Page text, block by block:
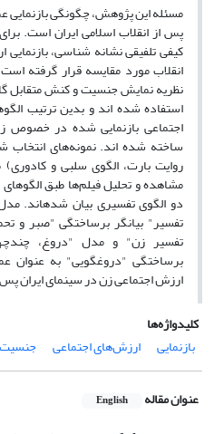
مسئله این پژوهش، چگونگی بازنمایی
پس از انقلاب اسلامی ایران است.
کیفی تلفیقی نشانه شناسی،
انقلاب مورد مقایسه قرار گرفته
نظریه نمایش جنسیت و کنش متقابل
استفاده شده اند و بدین ترتیب
اجتماعی بازنمایی شده در خصوص
ساخته شده اند. نمونه‌های
روایت بارت، الگوی سلبی و کادوری)
مشاهده و تحلیل فیلم‌ها طبق
دو الگوی تفسیری بیان شده­اند.
تفسیر" بیانگر برساختگی "صبر و
تفسیر زن" و مدل "دروغ،
برساختگی "دروغگویی" به عنوان
ارزش اجتماعی زن در سینمای ایران
کلیدواژه‌ها
بازنمایی
ارزش‌های اجتماعی جنسیت
عنوان مقاله English